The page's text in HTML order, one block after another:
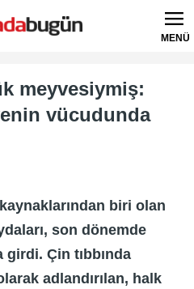
MENÜ
meyvesiymiş:
vücudunda
biri olan
son dönemde
girdi. Çin tıbbında
adlandırılan, halk